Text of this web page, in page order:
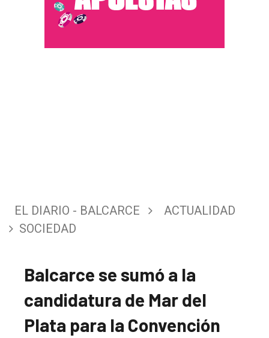
EL DIARIO - BALCARCE
ACTUALIDAD
SOCIEDAD
Balcarce se sumó a la
candidatura de Mar del
Plata para la Convención